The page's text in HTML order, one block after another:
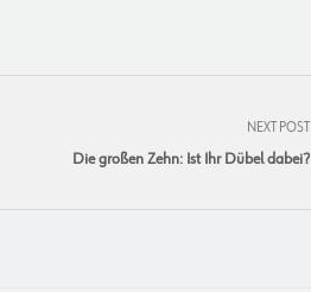
NEXT POST
Die großen Zehn: Ist Ihr Dübel dabei?